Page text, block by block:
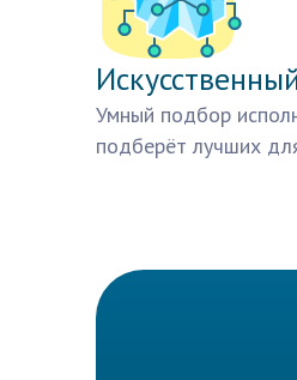
Умный подбор
подберёт лучших